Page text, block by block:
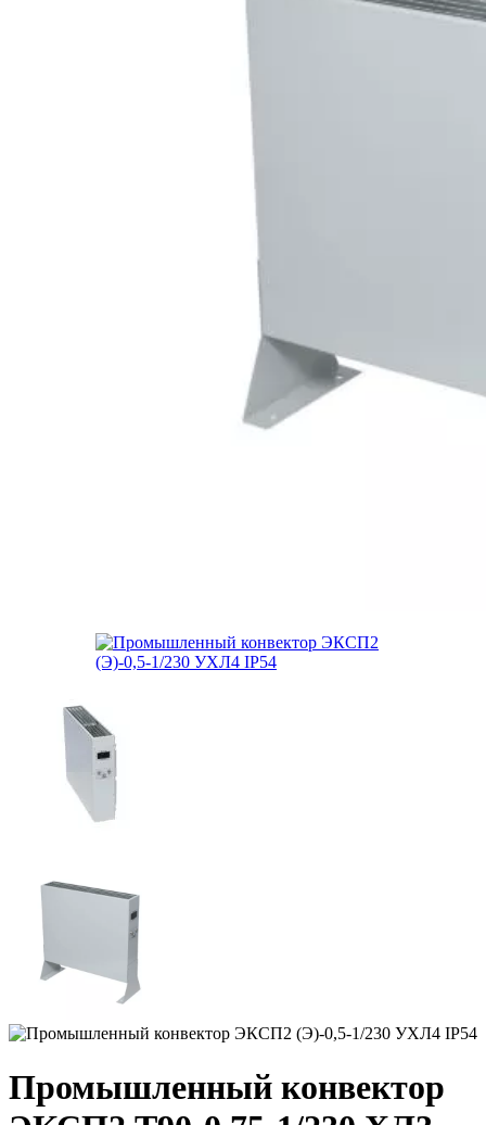
Промышленный конвектор